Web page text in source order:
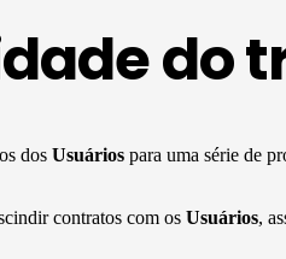
do
dos Usuários para uma série de
contratos com os Usuários,